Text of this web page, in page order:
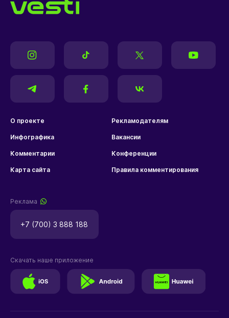
О проекте Рекламодателям
Инфографика Вакансии
Комментарии Конференции
Карта сайта Правила комментирования
Реклама
+7 (700) 3 888 188
Скачать наше приложение